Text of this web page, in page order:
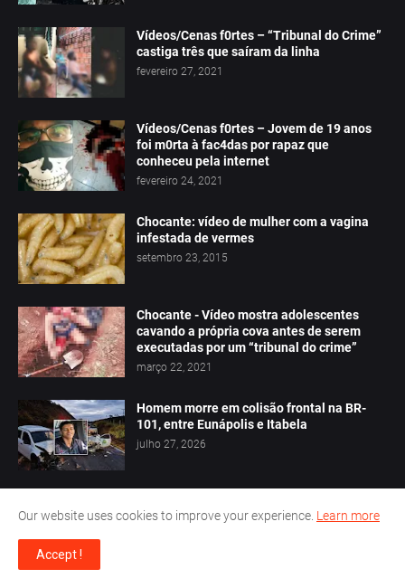
Vídeos/Cenas f0rtes – “Tribunal do Crime”
castiga três que saíram da linha
fevereiro 27, 2021
Vídeos/Cenas f0rtes – Jovem de 19 anos
foi m0rta à fac4das por rapaz que
conheceu pela internet
fevereiro 24, 2021
Chocante: vídeo de mulher com a vagina
infestada de vermes
setembro 23, 2015
Chocante - Vídeo mostra adolescentes
cavando a própria cova antes de serem
executadas por um “tribunal do crime”
março 22, 2021
Homem morre em colisão frontal na BR-
101, entre Eunápolis e Itabela
julho 27, 2026
Eunápolis
Our website uses cookies to improve your experience. Learn more
Accept !